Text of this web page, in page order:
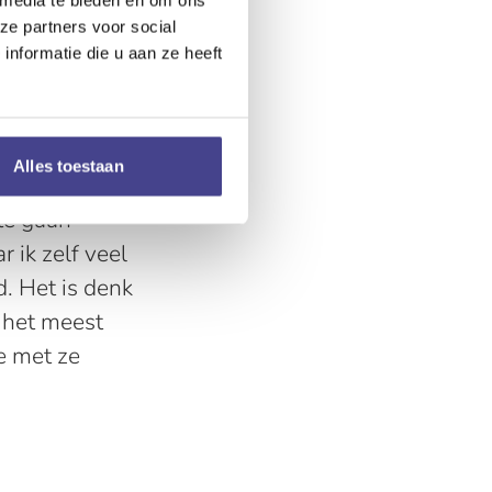
partners voor social
die u aan ze heeft
Alles toestaan
kind moest
iets moois
in
gaan
ik zelf veel
Het is denk
meest
met ze